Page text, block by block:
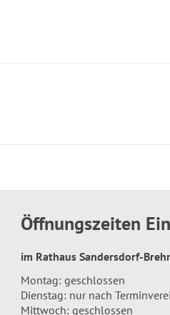
Öffnungszeiten
im Rathaus Sandersdorf-
Montag: geschlossen
Dienstag: nur nach
Mittwoch: geschlossen